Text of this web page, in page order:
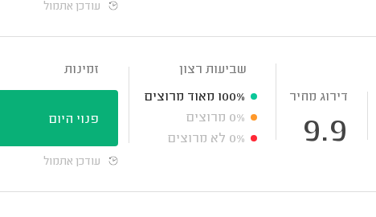
עודכן אתמול
דירוג מחיר
9.9
שביעות רצון
100% מאוד מרוצים
0% מרוצים
0% לא מרוצים
זמינות
פנוי היום
עודכן אתמול